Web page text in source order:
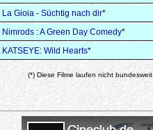
La Gioia - Süchtig nach dir*
Nimrods : A Green Day Comedy*
KATSEYE: Wild Hearts*
(*) Diese Filme laufen nicht bundesweit.